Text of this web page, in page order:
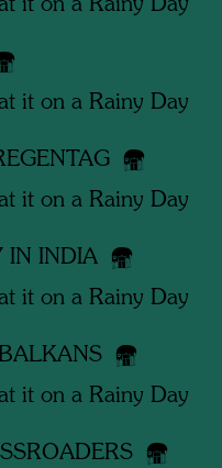
it on a Rainy Day
it on a Rainy Day
it on a Rainy Day
IN INDIA
it on a Rainy Day
it on a Rainy Day